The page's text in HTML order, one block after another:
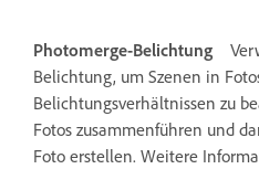
Photomerge-Belichtung
Belichtung, um Szenen in
Belichtungsverhältnissen zu
Fotos zusammenführen und
Foto erstellen. Weitere